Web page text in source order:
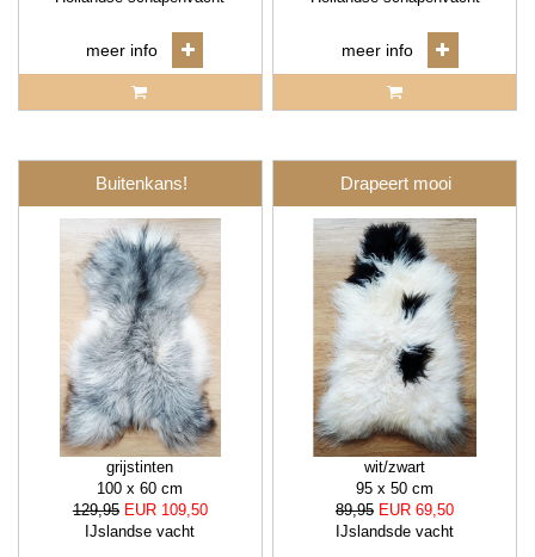
meer info meer info
Buitenkans!
grijstinten
100 x 60 cm
129,95 EUR 109,50
IJslandse vacht
Drapeert mooi
wit/zwart
95 x 50 cm
89,95 EUR 69,50
IJslandsde vacht